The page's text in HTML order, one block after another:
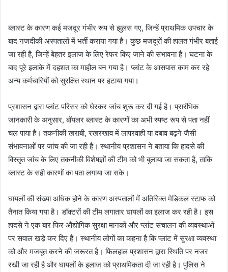
ब्लास्ट के कारण कई मजदूर गंभीर रूप से झुलस गए, जिन्हें प्राथमिक उपचार के
बाद नजदीकी अस्पतालों में भर्ती कराया गया है। कुछ मजदूरों की हालत गंभीर बताई
जा रही है, जिन्हें बेहतर इलाज के लिए रेफर किए जाने की संभावना है। घटना के
बाद पूरे इलाके में दहशत का माहौल बन गया है। प्लांट के आसपास काम कर रहे
अन्य कर्मचारियों को सुरक्षित स्थान पर हटाया गया।
प्रशासन द्वारा प्लांट परिसर को घेरकर जांच शुरू कर दी गई है। प्रारंभिक
जानकारी के अनुसार, बॉयलर ब्लास्ट के कारणों का अभी स्पष्ट रूप से पता नहीं
चल पाया है। तकनीकी खराबी, रखरखाव में लापरवाही या दबाव बढ़ने जैसी
संभावनाओं पर जांच की जा रही है। स्थानीय प्रशासन ने बताया कि हादसे की
विस्तृत जांच के लिए तकनीकी विशेषज्ञों की टीम को भी बुलाया जा सकता है, ताकि
ब्लास्ट के सही कारणों का पता लगाया जा सके।
घायलों की संख्या अधिक होने के कारण अस्पतालों में अतिरिक्त मेडिकल स्टाफ को
तैनात किया गया है। डॉक्टरों की टीम लगातार घायलों का इलाज कर रही है। इस
हादसे ने एक बार फिर औद्योगिक सुरक्षा मानकों और प्लांट संचालन की व्यवस्थाओं
पर सवाल खड़े कर दिए हैं। स्थानीय लोगों का कहना है कि प्लांट में सुरक्षा व्यवस्था
को और मजबूत करने की जरूरत है। फिलहाल प्रशासन द्वारा स्थिति पर नजर
रखी जा रही है और घायलों के इलाज को प्राथमिकता दी जा रही है। पुलिस ने